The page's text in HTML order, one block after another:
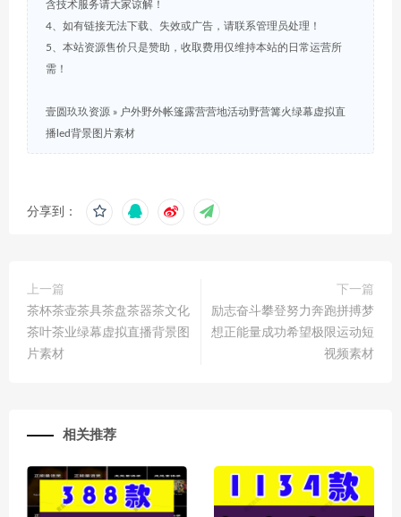
含技术服务请大家谅解！
4、如有链接无法下载、失效或广告，请联系管理员处理！
5、本站资源售价只是赞助，收取费用仅维持本站的日常运营所
需！
壹圆玖玖资源 » 户外野外帐篷露营营地活动野营篝火绿幕虚拟直
播led背景图片素材
分享到：
上一篇
茶杯茶壶茶具茶盘茶器茶文化
茶叶茶业绿幕虚拟直播背景图
片素材
下一篇
励志奋斗攀登努力奔跑拼搏梦
想正能量成功希望极限运动短
视频素材
相关推荐